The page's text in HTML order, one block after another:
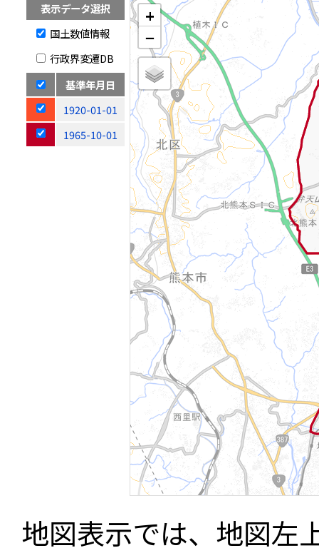
表示データ選択
国土数値情報
行政界変遷DB
基準年月日
1920-01-01
1965-10-01
+
−
地図表示では、地図左